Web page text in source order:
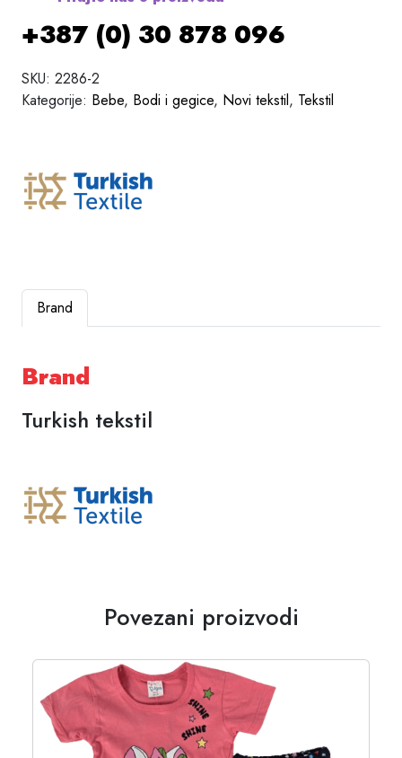
+387 (0) 30 878 096
SKU: 2286-2
Kategorije: Bebe, Bodi i gegice, Novi tekstil, Tekstil
Brand
Brand
Turkish tekstil
Povezani proizvodi